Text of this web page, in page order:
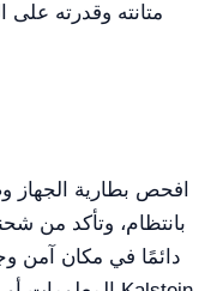
متانته وقدرته على
بانتظام، وتأكد من
دائمًا في مكان آمن